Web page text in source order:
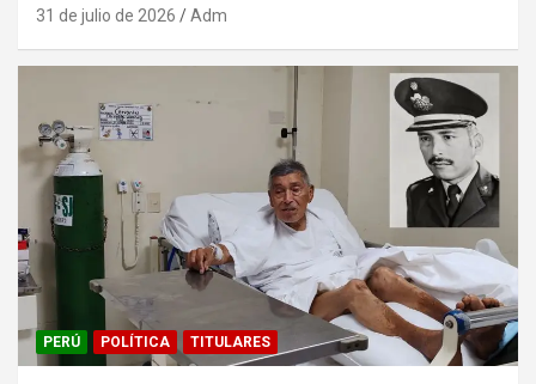
31 de julio de 2026 Adm
PERÚ POLÍTICA TITULARES